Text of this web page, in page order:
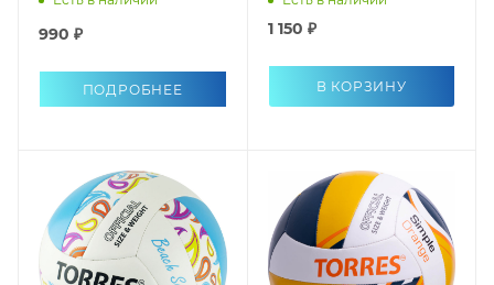
990 ₽
ПОДРОБНЕЕ
1 150 ₽
В КОРЗИНУ